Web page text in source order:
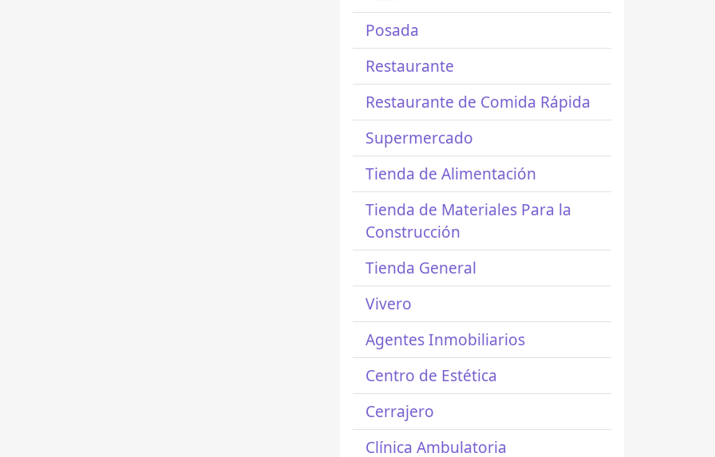
Posada
Restaurante
Restaurante de Comida Rápida
Supermercado
Tienda de Alimentación
Tienda de Materiales Para la
Construcción
Tienda General
Vivero
Agentes Inmobiliarios
Centro de Estética
Cerrajero
Clínica Ambulatoria